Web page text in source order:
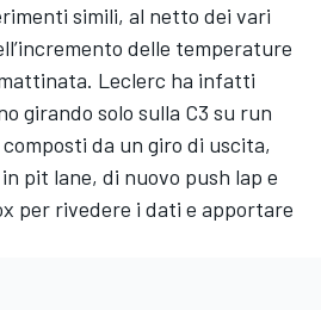
simili, al netto dei vari
delle temperature
Leclerc ha infatti
girando solo sulla C3 su run
da un giro di uscita,
pit lane, di nuovo push lap e
per rivedere i dati e apportare